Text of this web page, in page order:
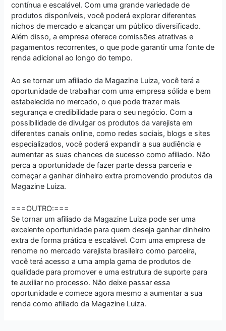
contínua e escalável. Com uma grande variedade de
produtos disponíveis, você poderá explorar diferentes
nichos de mercado e alcançar um público diversificado.
Além disso, a empresa oferece comissões atrativas e
pagamentos recorrentes, o que pode garantir uma fonte de
renda adicional ao longo do tempo.
Ao se tornar um afiliado da Magazine Luiza, você terá a
oportunidade de trabalhar com uma empresa sólida e bem
estabelecida no mercado, o que pode trazer mais
segurança e credibilidade para o seu negócio. Com a
possibilidade de divulgar os produtos da varejista em
diferentes canais online, como redes sociais, blogs e sites
especializados, você poderá expandir a sua audiência e
aumentar as suas chances de sucesso como afiliado. Não
perca a oportunidade de fazer parte dessa parceria e
começar a ganhar dinheiro extra promovendo produtos da
Magazine Luiza.
===OUTRO:===
Se tornar um afiliado da Magazine Luiza pode ser uma
excelente oportunidade para quem deseja ganhar dinheiro
extra de forma prática e escalável. Com uma empresa de
renome no mercado varejista brasileiro como parceira,
você terá acesso a uma ampla gama de produtos de
qualidade para promover e uma estrutura de suporte para
te auxiliar no processo. Não deixe passar essa
oportunidade e comece agora mesmo a aumentar a sua
renda como afiliado da Magazine Luiza.